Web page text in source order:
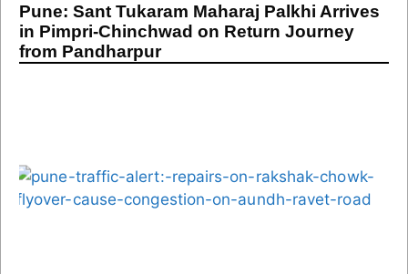
Pune: Sant Tukaram Maharaj Palkhi Arrives
in Pimpri-Chinchwad on Return Journey
from Pandharpur